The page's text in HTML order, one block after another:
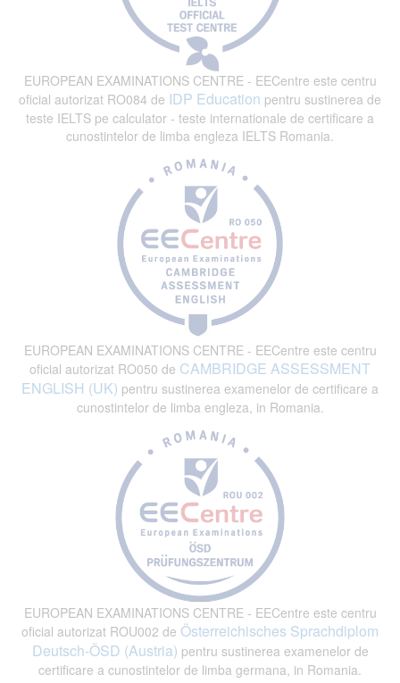
EUROPEAN EXAMINATIONS CENTRE - EECentre este centru
oficial autorizat RO084 de IDP Education pentru sustinerea de
teste IELTS pe calculator - teste internationale de certificare a
cunostintelor de limba engleza IELTS Romania.
EUROPEAN EXAMINATIONS CENTRE - EECentre este centru
oficial autorizat RO050 de CAMBRIDGE ASSESSMENT
ENGLISH (UK) pentru sustinerea examenelor de certificare a
cunostintelor de limba engleza, in Romania.
EUROPEAN EXAMINATIONS CENTRE - EECentre este centru
oficial autorizat ROU002 de Österreichisches Sprachdiplom
Deutsch-ÖSD (Austria) pentru sustinerea examenelor de
certificare a cunostintelor de limba germana, in Romania.